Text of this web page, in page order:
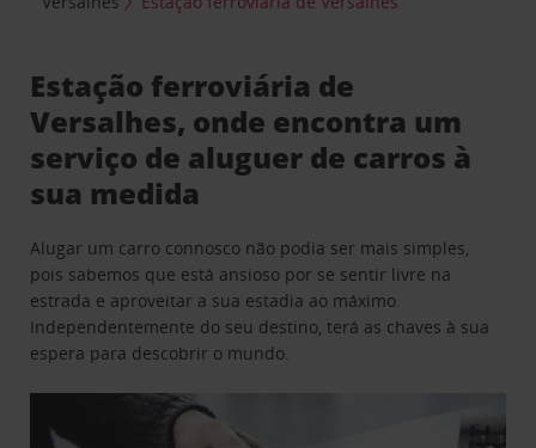
Estação ferroviária de
Versalhes, onde encontra um
serviço de aluguer de carros à
sua medida
Alugar um carro connosco não podia ser mais simples,
pois sabemos que está ansioso por se sentir livre na
estrada e aproveitar a sua estadia ao máximo.
Independentemente do seu destino, terá as chaves à sua
espera para descobrir o mundo.